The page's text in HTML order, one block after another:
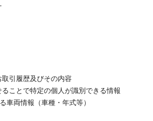
引履歴及びその内容
ことで特定の個人が識別できる情報
車両情報（車種・年式等）